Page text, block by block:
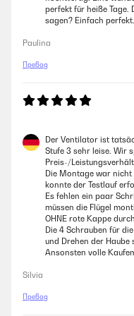
perfekt für heiße Tage.
sagen? Einfach
Paulina
Превод
Der Ventilator ist
Stufe 3 sehr leise. Wir
Preis-/
Die Montage war
konnte der Testlauf
Es fehlen ein paar
müssen die Flügel
OHNE rote Kappe
Die 4 Schrauben für
und Drehen der
Ansonsten volle
Silvia
Превод